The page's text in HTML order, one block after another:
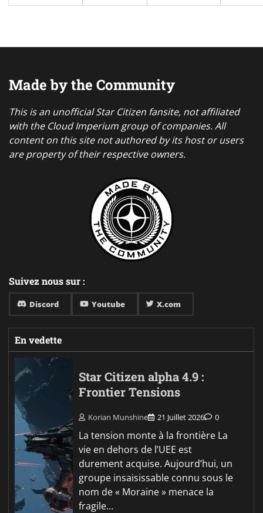
Made by the Community
This is an unofficial Star Citizen fansite, not affiliated
with the Cloud Imperium group of companies. All
content on this site not authored by its host or users
are property of their respective owners.
Suivez nous sur :
Discord Youtube X.com
En vedette
Star Citizen alpha 4.9 :
Frontier Tensions
Korian Munshine 21 Juillet 2026 0
La tension monte à la frontière La
vie en dehors de l’UEE est
durement acquise. Aujourd’hui, un
groupe insaisissable connu sous le
nom de « Moraine » menace la
fragile…